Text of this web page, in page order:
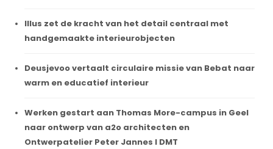
Illus zet de kracht van het detail centraal met
handgemaakte interieurobjecten
Deusjevoo vertaalt circulaire missie van Bebat naar
warm en educatief interieur
Werken gestart aan Thomas More-campus in Geel
naar ontwerp van a2o architecten en
Ontwerpatelier Peter Jannes I DMT